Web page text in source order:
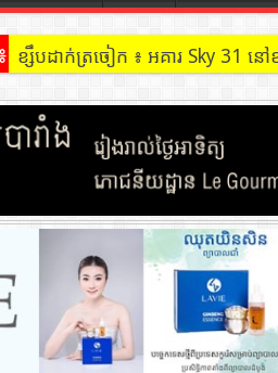
ខ្សឹបដាក់ត្រចៀក ៖ អគារ Sky 31